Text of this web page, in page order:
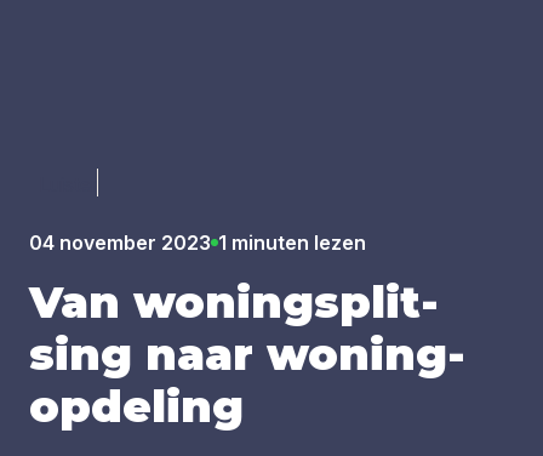
04 november 2023 1 minuten lezen
Van woning­s­plit­
sing naar woning­
op­de­ling